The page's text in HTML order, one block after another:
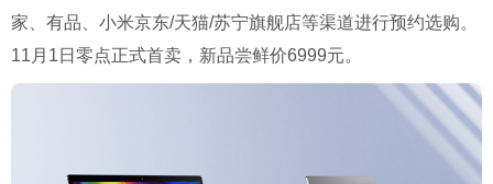
家、有品、小米京东/天猫/苏宁旗舰店等渠道进行预约选购。
11月1日零点正式首卖，新品尝鲜价6999元。